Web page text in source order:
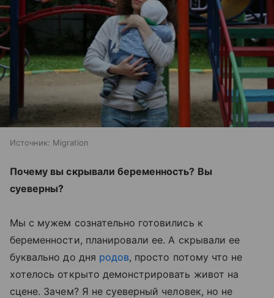
Источник: Migration
Почему вы скрывали беременность? Вы
суеверны?
Мы с мужем сознательно готовились к
беременности, планировали ее. А скрывали ее
буквально до дня родов, просто потому что не
хотелось открыто демонстрировать живот на
сцене. Зачем? Я не суеверный человек, но не